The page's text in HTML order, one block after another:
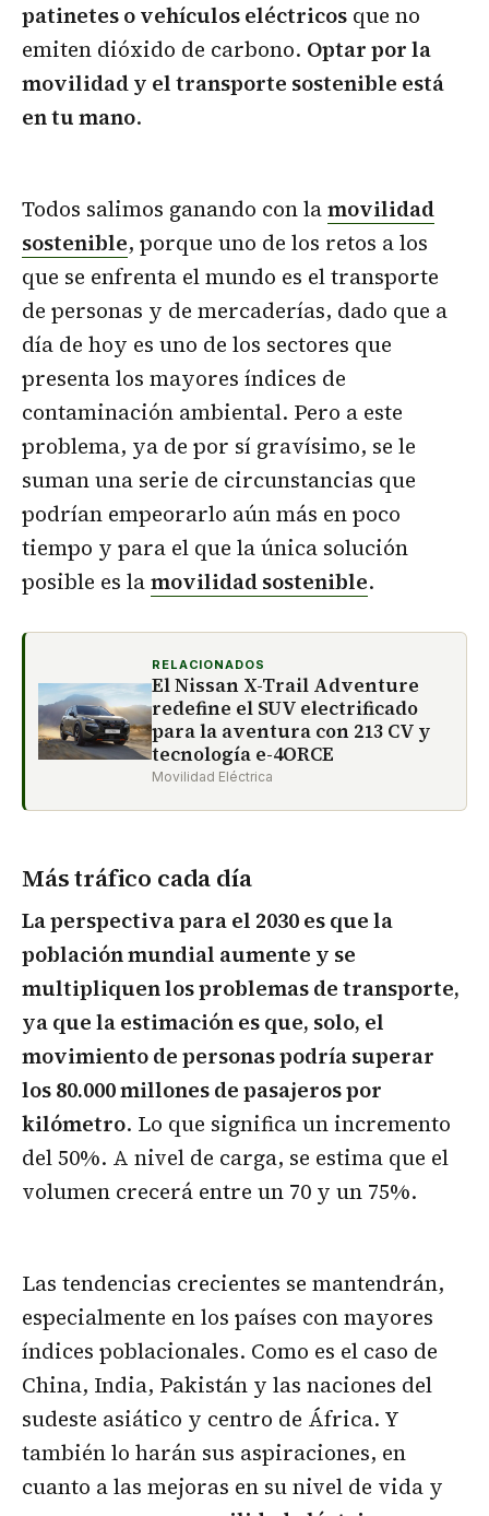
patinetes o vehículos eléctricos que no
emiten dióxido de carbono. Optar por la
movilidad y el transporte sostenible está
en tu mano.
Todos salimos ganando con lamovilidad
sostenible, porque uno de los retos a los
que se enfrenta el mundo es el transporte
de personas y de mercaderías, dado que a
día de hoy es uno de los sectores que
presenta los mayores índices de
contaminación ambiental. Pero a este
problema, ya de por sí gravísimo, se le
suman una serie de circunstancias que
podrían empeorarlo aún más en poco
tiempo y para el que la única solución
posible es lamovilidad sostenible.
RELACIONADOS
El Nissan X-Trail Adventure
redefine el SUV electrificado
para la aventura con 213 CV y
tecnología e-4ORCE
Movilidad Eléctrica
Más tráfico cada día
La perspectiva para el 2030 es que la
población mundial aumente y se
multipliquen los problemas de transporte,
ya que la estimación es que, solo, el
movimiento de personas podría superar
los 80.000 millones de pasajeros por
kilómetro. Lo que significa un incremento
del 50%. A nivel de carga, se estima que el
volumen crecerá entre un 70 y un 75%.
Las tendencias crecientes se mantendrán,
especialmente en los países con mayores
índices poblacionales. Como es el caso de
China, India, Pakistán y las naciones del
sudeste asiático y centro de África. Y
también lo harán sus aspiraciones, en
cuanto a las mejoras en su nivel de vida y